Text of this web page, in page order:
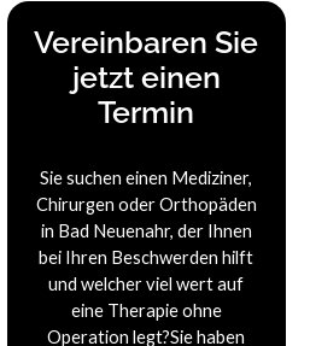
Vereinbaren Sie
jetzt einen
Termin
Sie suchen einen Mediziner,
Chirurgen oder Orthopäden
in Bad Neuenahr, der Ihnen
bei Ihren Beschwerden hilft
und welcher viel wert auf
eine Therapie ohne
Operation legt?Sie haben